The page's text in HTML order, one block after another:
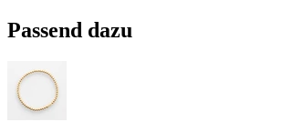
Passend dazu